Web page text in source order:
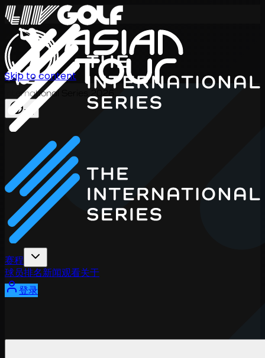
International Series 2026
ZH
赛程
球员排名新闻观看关于
登录
Skip to content